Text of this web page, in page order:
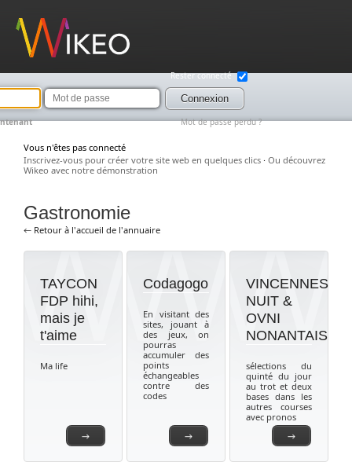
Rester connecté
Mot
de
passe
Connexion
Mot de passe perdu ?
Vous n'êtes pas connecté
Inscrivez-vous pour créer votre site web en quelques clics · Ou découvrez
Wikeo avec notre démonstration
Gastronomie
← Retour à l'accueil de l'annuaire
→
TAYCON
FDP hihi,
mais je
t'aime
Ma life
→
Codagogo
En visitant des
sites, jouant à
des jeux, on
pourras
accumuler des
points
échangeables
contre des
codes
→
VINCENNES
NUIT &
OVNI
NONANTAIS
sélections du
quinté du jour
au trot et deux
bases dans les
autres courses
avec pronos